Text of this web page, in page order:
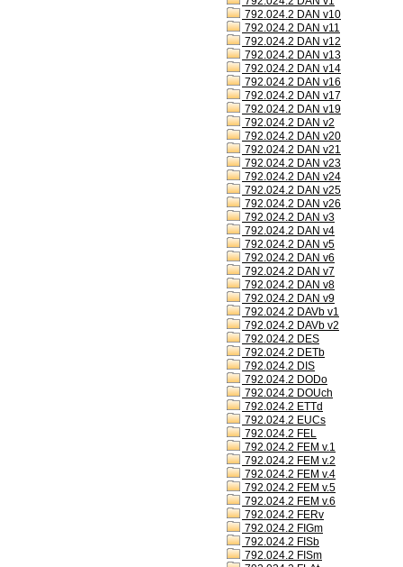
792.024.2 DAN v10
792.024.2 DAN v11
792.024.2 DAN v12
792.024.2 DAN v13
792.024.2 DAN v14
792.024.2 DAN v16
792.024.2 DAN v17
792.024.2 DAN v19
792.024.2 DAN v2
792.024.2 DAN v20
792.024.2 DAN v21
792.024.2 DAN v23
792.024.2 DAN v24
792.024.2 DAN v25
792.024.2 DAN v26
792.024.2 DAN v3
792.024.2 DAN v4
792.024.2 DAN v5
792.024.2 DAN v6
792.024.2 DAN v7
792.024.2 DAN v8
792.024.2 DAN v9
792.024.2 DAVb v1
792.024.2 DAVb v2
792.024.2 DES
792.024.2 DETb
792.024.2 DIS
792.024.2 DODo
792.024.2 DOUch
792.024.2 ETTd
792.024.2 EUCs
792.024.2 FEL
792.024.2 FEM v.1
792.024.2 FEM v.2
792.024.2 FEM v.4
792.024.2 FEM v.5
792.024.2 FEM v.6
792.024.2 FERv
792.024.2 FIGm
792.024.2 FISb
792.024.2 FISm